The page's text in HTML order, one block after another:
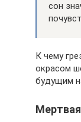
сон
К чему
окрасом
будущим
Мертвая